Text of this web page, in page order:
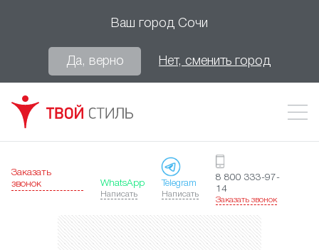
Ваш город Сочи
Да, верно Нет, сменить город
Заказать
звонок
WhatsApp
Написать
Telegram
Написать
8 800 333-97-
14
Заказать звонок